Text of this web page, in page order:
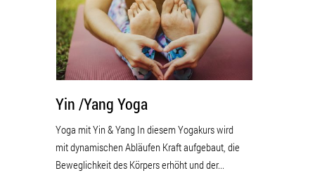
Yin /Yang Yoga
Yoga mit Yin & Yang In diesem Yogakurs wird
mit dynamischen Abläufen Kraft aufgebaut, die
Beweglichkeit des Körpers erhöht und der...